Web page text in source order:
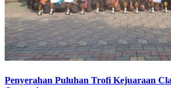
Penyerahan Puluhan Trofi Kejuaraan